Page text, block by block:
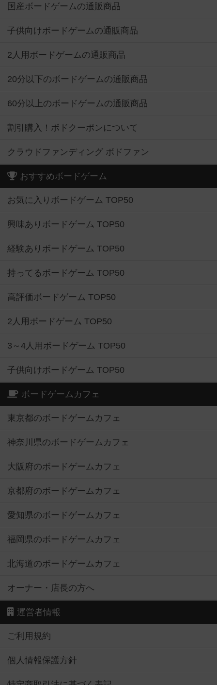
国産ボードゲームの通販商品
子供向けボードゲームの通販商品
2人用ボードゲームの通販商品
20分以下のボードゲームの通販商品
60分以上のボードゲームの通販商品
割引購入！ボドクーポンについて
クラウドファンディング ボドファン
おすすめボードゲーム
お気に入りボードゲーム TOP50
興味ありボードゲーム TOP50
経験ありボードゲーム TOP50
持ってるボードゲーム TOP50
高評価ボードゲーム TOP50
2人用ボードゲーム TOP50
3～4人用ボードゲーム TOP50
子供向けボードゲーム TOP50
ボードゲームカフェ
東京都のボードゲームカフェ
神奈川県のボードゲームカフェ
大阪府のボードゲームカフェ
京都府のボードゲームカフェ
愛知県のボードゲームカフェ
福岡県のボードゲームカフェ
北海道のボードゲームカフェ
オーナー・店長の方へ
運営者情報
ご利用規約
個人情報保護方針